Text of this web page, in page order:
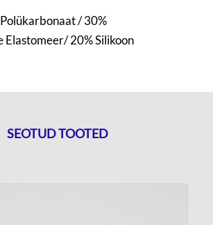
/ 30%
Elastomeer/ 20% Silikoon
SEOTUD TOOTED